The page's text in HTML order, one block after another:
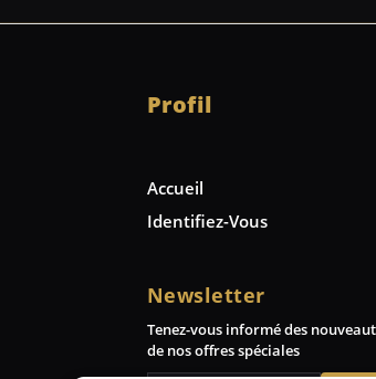
Profil
Accueil
Identifiez-Vous
Newsletter
Tenez-vous informé des
de nos offres spéciales